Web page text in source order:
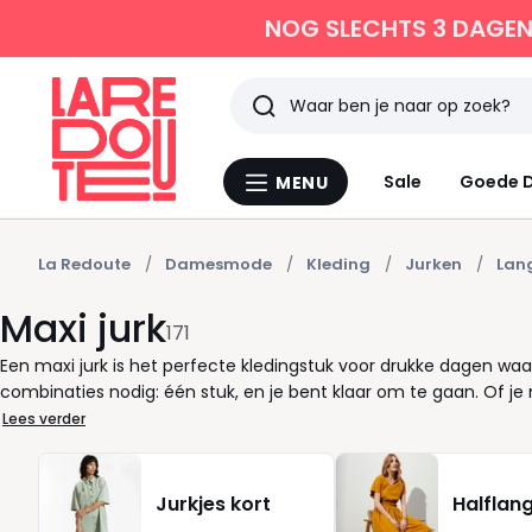
NOG SLECHTS 3
Menu
MENU Sale Goede
Zoeken
Laatst
bekeken
La Redoute Damesmode Kleding Jurken
Maxi jurk171
Een maxi jurk is het perfecte kledingstuk voor drukke dagen
combinaties nodig: één stuk, en je bent klaar om te gaan. Of
een frisse neus haalt, de maxi jurk past zich moeiteloos aan
vinden er snitten met korte of lange mouwen, met een
maxi jurk op basis van jouw stijl, jouw maat en de
voor op vakantie of een elegante optie voor een avondje uit ,
Lees verder
Jurkjes kort